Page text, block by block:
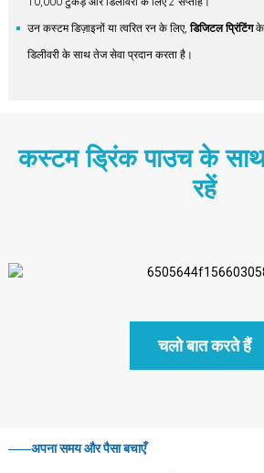
उन कस्टम डिज़ाइनों या त्वरित रन के लिए,डिजिटल प्रिंटिंग
डिलीवरी के साथ तेज सेवा प्रदान करता है।
कस्टम ड्रिंक पाउच के
रहें
चलो बात करते हैं
अपना समय और पैसा बचाएँ